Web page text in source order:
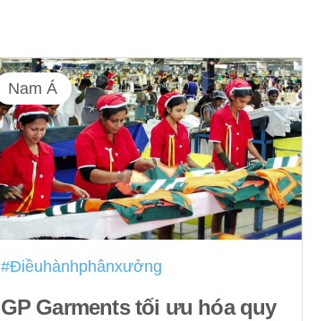
Nam Á
#Điềuhànhphânxưởng
GP Garments tối ưu hóa quy